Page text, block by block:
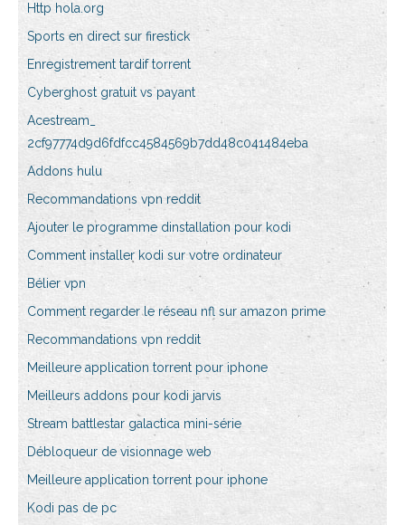
Http hola.org
Sports en direct sur firestick
Enregistrement tardif torrent
Cyberghost gratuit vs payant
Acestream_
2cf97774d9d6fdfcc4584569b7dd48c041484eba
Addons hulu
Recommandations vpn reddit
Ajouter le programme dinstallation pour kodi
Comment installer kodi sur votre ordinateur
Bélier vpn
Comment regarder le réseau nfl sur amazon prime
Recommandations vpn reddit
Meilleure application torrent pour iphone
Meilleurs addons pour kodi jarvis
Stream battlestar galactica mini-série
Débloqueur de visionnage web
Meilleure application torrent pour iphone
Kodi pas de pc